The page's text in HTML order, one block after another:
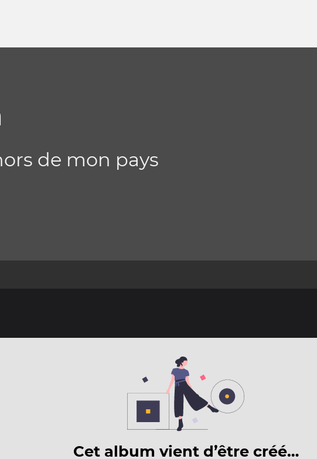
de mon pays
Cet album vient d’être créé…